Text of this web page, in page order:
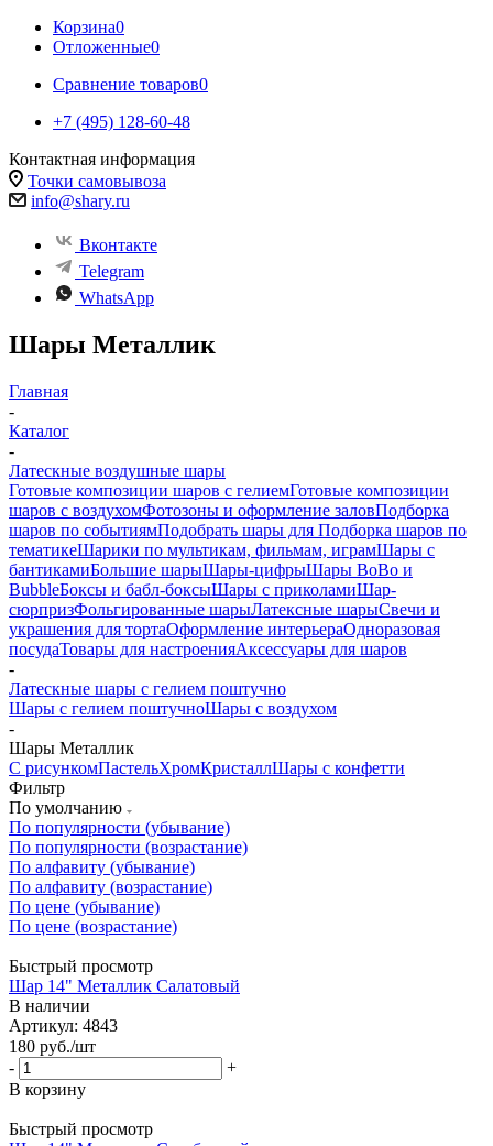
Корзина0
Отложенные0
Сравнение товаров0
+7 (495) 128-60-48
Контактная информация
Точки самовывоза
info@shary.ru
Вконтакте
Telegram
WhatsApp
Шары Металлик
Главная
-
Каталог
-
Латескные воздушные шары
Готовые композиции шаров с гелиемГотовые композиции
шаров с воздухомФотозоны и оформление заловПодборка
шаров по событиямПодобрать шары для Подборка шаров по
тематикеШарики по мультикам, фильмам, играмШары с
бантикамиБольшие шарыШары-цифрыШары BoBo и
BubbleБоксы и бабл-боксыШары с приколамиШар-
сюрпризФольгированные шарыЛатексные шарыСвечи и
украшения для тортаОформление интерьераОдноразовая
посудаТовары для настроенияАксессуары для шаров
-
Латескные шары с гелием поштучно
Шары с гелием поштучноШары с воздухом
-
Шары Металлик
С рисункомПастельХромКристаллШары с конфетти
Фильтр
По умолчанию
По популярности (убывание)
По популярности (возрастание)
По алфавиту (убывание)
По алфавиту (возрастание)
По цене (убывание)
По цене (возрастание)
Быстрый просмотр
Шар 14" Металлик Салатовый
В наличии
Артикул: 4843
180 руб./шт
-
+
В корзину
Быстрый просмотр